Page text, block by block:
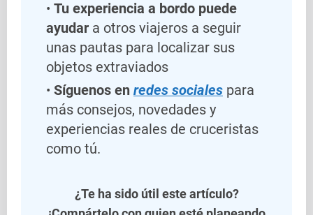
Tu experiencia a bordo puede
ayudar a otros viajeros a seguir
unas pautas para localizar sus
objetos extraviados
Síguenos en redes sociales para
más consejos, novedades y
experiencias reales de cruceristas
como tú.
¿Te ha sido útil este artículo?